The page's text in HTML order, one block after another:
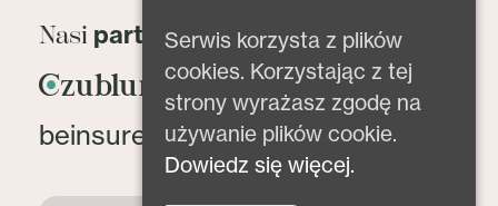
Nasi partnerzy
beinsured@beinsured.pl
Serwis korzysta z plików
cookies. Korzystając z tej
strony wyrażasz zgodę na
używanie plików cookie.
Dowiedz się więcej.